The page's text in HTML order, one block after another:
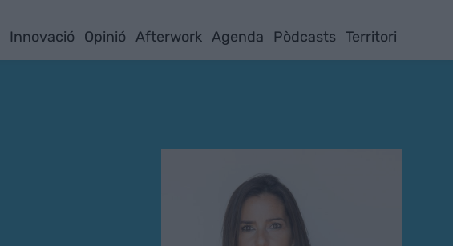
Innovació Opinió Afterwork Agenda Pòdcasts Territori